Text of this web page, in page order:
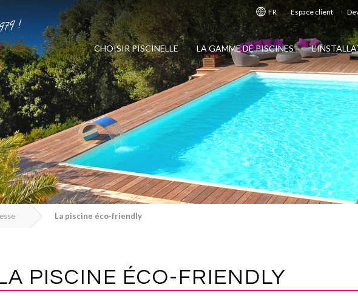
FR Espace client
!
CHOISIR PISCINELLE LA GAMME DE PISCINES
La piscine éco-friendly
PISCINE ÉCO-FRIENDLY